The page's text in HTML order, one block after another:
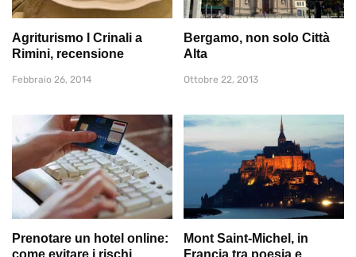
Agriturismo I Crinali a
Rimini, recensione
Febbraio 26, 2014
Bergamo, non solo Città
Alta
Ottobre 22, 2013
Prenotare un hotel online:
come evitare i rischi
Mont Saint-Michel, in
Francia tra poesia e